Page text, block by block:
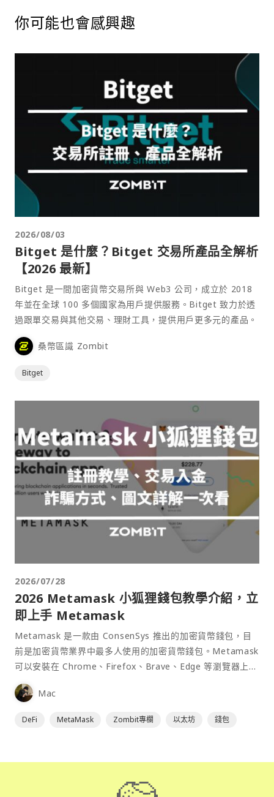
你可能也會感興趣
2026/08/03
Bitget 是什麼？Bitget 交易所產品全解析
【2026 最新】
Bitget 是一間加密貨幣交易所與 Web3 公司，成立於 2018
年並在全球 100 多個國家為用戶提供服務。Bitget 致力於透
過跟單交易與其他交易、理財工具，提供用戶更多元的產品。
桑幣區識 Zombit
Bitget
2026/07/28
2026 Metamask 小狐狸錢包教學介紹，立
即上手 Metamask
Metamask 是一款由 ConsenSys 推出的加密貨幣錢包，目
前是加密貨幣業界中最多人使用的加密貨幣錢包。Metamask
可以安裝在 Chrome、Firefox、Brave、Edge 等瀏覽器上作
為插件使用，具備許多功能且使用上非常方便。
Mac
DeFi MetaMask Zombit專欄 以太坊 錢包